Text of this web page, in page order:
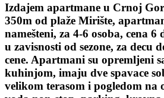
Izdajem apartmane u Crnoj
350m od plaže Mirište,
namešteni, za 4-6 osoba, cena 6
u zavisnosti od sezone, za decu
cene. Apartmani su opremljeni
kuhinjom, imaju dve spavace
velikom terasom i pogledom na